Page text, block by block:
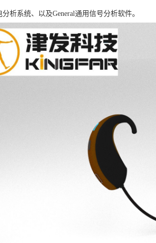
析系统、以及General通用信号分析软件。